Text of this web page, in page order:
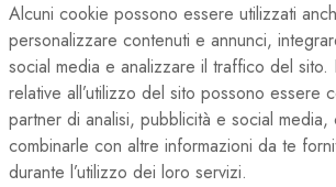
Alcuni cookie possono essere utilizzati
personalizzare contenuti e annunci,
social media e analizzare il traffico del sito.
relative all’utilizzo del sito possono essere
partner di analisi, pubblicità e social
combinarle con altre informazioni da te
durante l’utilizzo dei loro servizi.